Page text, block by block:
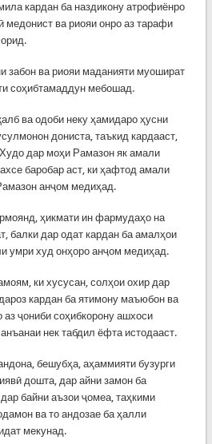
кардан ба наздикону атрофиёнро
медонист ва риояи онро аз тарафи
забон ва риояи маданияти муошират
соҳибтамаддун мебошад.
ва одоби неку ҳамидаро ҳусни
дониста, таъкид кардааст,
дар моҳи Рамазон як амали
баробар аст, ки ҳафтод амали
анҷом медиҳад.
ҳикмати ин фармудаҳо на
балки дар одат кардан ба амалҳои
умри худ онҳоро анҷом медиҳад.
ки хусусан, солҳои охир дар
кардан ба ятимону маъюбон ва
аз ҷониби соҳибкорону ашхоси
нек табдил ёфта истодааст.
бешубҳа, аҳаммияти бузурги
дошта, дар айни замон ба
байни аъзои ҷомеа, таҳкими
ва то андозае ба ҳалли
мекунад.